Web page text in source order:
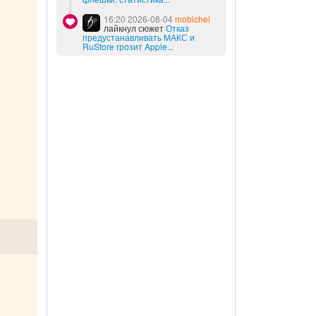
16:20 2026-08-04mobichel
лайкнул сюжетОтказ
предустанавливать МАКС и
RuStore грозит Apple...